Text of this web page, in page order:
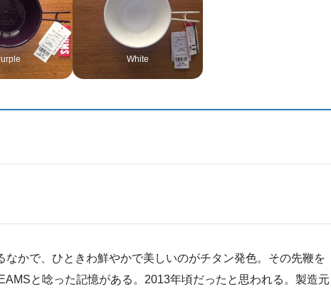
White
かで、ひときわ鮮やかで美しいのがチタン発色。その先鞭を
と唸った記憶がある。2013年頃だったと思われる。製造元